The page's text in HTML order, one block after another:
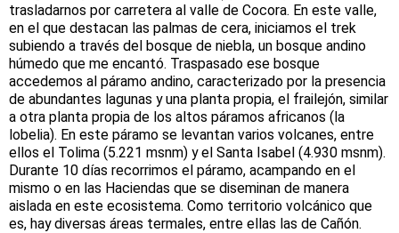
trasladarnos por carretera al valle de Cocora. En este valle,
en el que destacan las palmas de cera, iniciamos el trek
subiendo a través del bosque de niebla, un bosque andino
húmedo que me encantó. Traspasado ese bosque
accedemos al páramo andino, caracterizado por la presencia
de abundantes lagunas y una planta propia, el frailejón, similar
a otra planta propia de los altos páramos africanos (la
lobelia). En este páramo se levantan varios volcanes, entre
ellos el Tolima (5.221 msnm) y el Santa Isabel (4.930 msnm).
Durante 10 días recorrimos el páramo, acampando en el
mismo o en las Haciendas que se diseminan de manera
aislada en este ecosistema. Como territorio volcánico que
es, hay diversas áreas termales, entre ellas las de Cañón.